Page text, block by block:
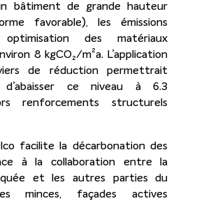
bâtiment de grande hauteur
favorable), les émissions
des matériaux
8 kgCO₂/m²a. L’application
de réduction permettrait
d’abaisser ce niveau à 6.3
renforcements structurels
facilite la décarbonation des
à la collaboration entre la
et les autres parties du
minces, façades actives